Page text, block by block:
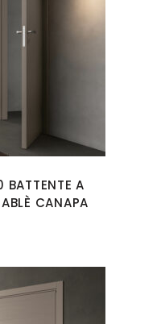
BATTENTE A
CANAPA